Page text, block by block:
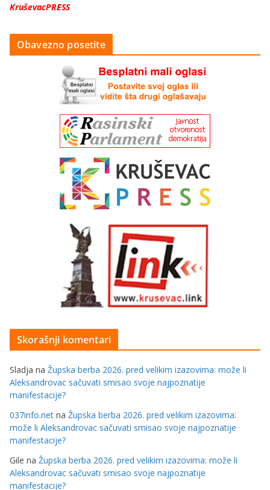
KruševacPRESS
Obavezno posetite
Skorašnji komentari
Sladja na Župska berba 2026. pred velikim izazovima: može li
Aleksandrovac sačuvati smisao svoje najpoznatije
manifestacije?
037info.net na Župska berba 2026. pred velikim izazovima:
može li Aleksandrovac sačuvati smisao svoje najpoznatije
manifestacije?
Gile na Župska berba 2026. pred velikim izazovima: može li
Aleksandrovac sačuvati smisao svoje najpoznatije
manifestacije?